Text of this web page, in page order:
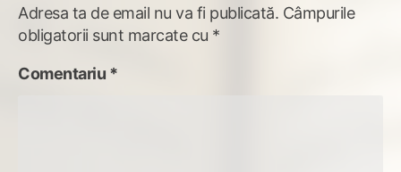
Adresa ta de email nu va fi publicată. Câmpurile
obligatorii sunt marcate cu *
Comentariu *